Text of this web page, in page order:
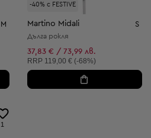
M
-40% с FESTIVE
Martino Midali S
Дълга рокля
37,83 € / 73,99 лв.
Препоръчителна цена:
RRP 119,00 € (-68%)
1